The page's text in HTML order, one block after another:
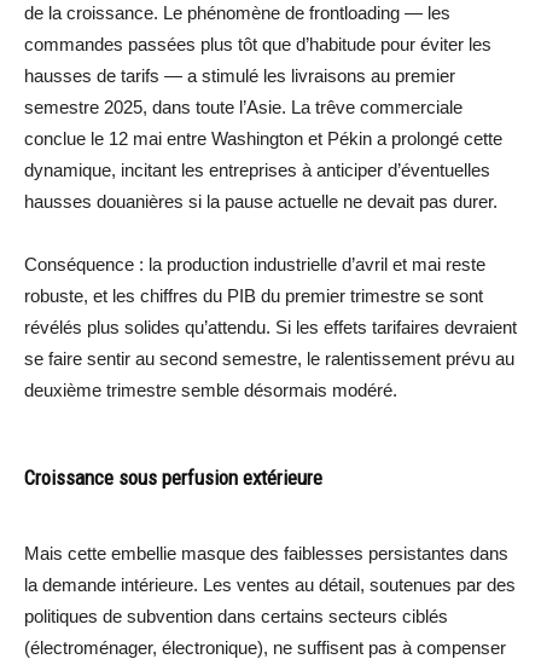
de la croissance. Le phénomène de frontloading — les
commandes passées plus tôt que d’habitude pour éviter les
hausses de tarifs — a stimulé les livraisons au premier
semestre 2025, dans toute l’Asie. La trêve commerciale
conclue le 12 mai entre Washington et Pékin a prolongé cette
dynamique, incitant les entreprises à anticiper d’éventuelles
hausses douanières si la pause actuelle ne devait pas durer.
Conséquence : la production industrielle d’avril et mai reste
robuste, et les chiffres du PIB du premier trimestre se sont
révélés plus solides qu’attendu. Si les effets tarifaires devraient
se faire sentir au second semestre, le ralentissement prévu au
deuxième trimestre semble désormais modéré.
Croissance sous perfusion extérieure
Mais cette embellie masque des faiblesses persistantes dans
la demande intérieure. Les ventes au détail, soutenues par des
politiques de subvention dans certains secteurs ciblés
(électroménager, électronique), ne suffisent pas à compenser